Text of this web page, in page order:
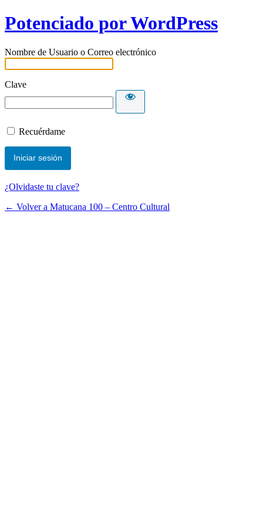
Potenciado por WordPress
Nombre de Usuario o Correo electrónico
Clave
Recuérdame
¿Olvidaste tu clave?
← Volver a Matucana 100 – Centro Cultural